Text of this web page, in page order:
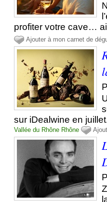
profiter votre cave…
Ajouter à mon carnet de
sur iDealwine en
Vallée du Rhône Rhône